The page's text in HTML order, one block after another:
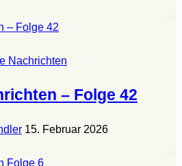
Nachrichten
– Folge 42
15. Februar 2026